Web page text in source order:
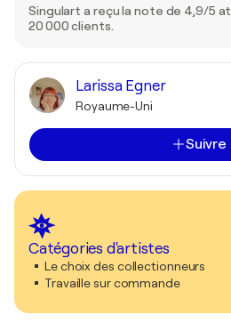
Singulart a reçu la note de 4,9/5
20 000 clients.
Larissa Egner
Royaume-Uni
Suivre
Catégories d'artistes
Le choix des collectionneurs
Travaille sur commande